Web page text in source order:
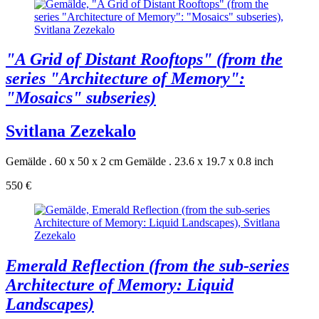
"A Grid of Distant Rooftops" (from the
series "Architecture of Memory":
"Mosaics" subseries)
Svitlana Zezekalo
Gemälde . 60 x 50 x 2 cm Gemälde . 23.6 x 19.7 x 0.8 inch
550 €
Emerald Reflection (from the sub-series
Architecture of Memory: Liquid
Landscapes)